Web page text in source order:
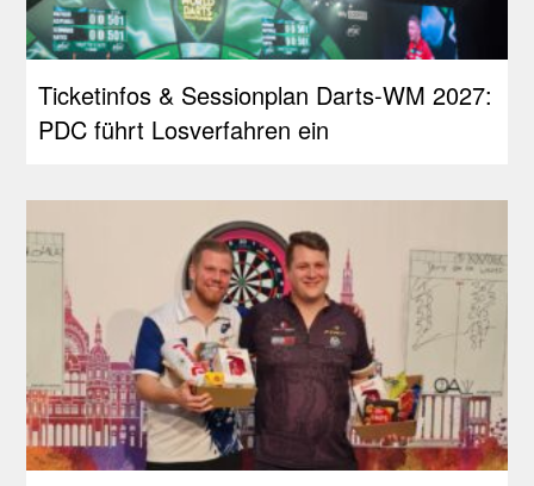
Ticketinfos & Sessionplan Darts-WM 2027:
PDC führt Losverfahren ein